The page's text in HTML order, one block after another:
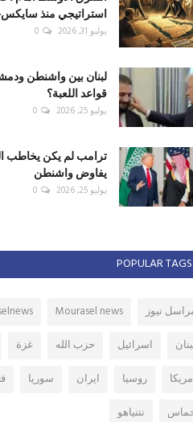
استراتيجي منذ
يوليو 31, 2026 0
لبنان بين واشنطن
قواعد اللعبة؟
يوليو 25, 2026 0
ترامب لم يكن يخاطب
يفاوض واشنطن
يوليو 25, 2026 0
POPULAR TAGS
نيوز Mourasel news
اسرائيل حزب الله غزة
روسيا ايران سوريا
نتنياهو